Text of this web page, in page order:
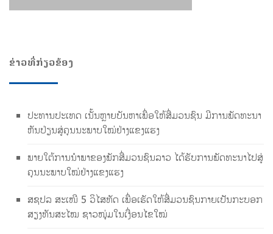
ຂ່າວທີ່ກ່ຽວຂ້ອງ
ປະທານປະເທດ ເນັ້ນຫຼາຍບັນຫາເພື່ອໃຫ້ສື່ມວນຊົນ ມີການພັດທະນາ
ຫັນປ່ຽນສູ່ຄຸນນະພາບໃໝ່ຢ່າງແຂງແຮງ
ພາຍໃຕ້ການນໍາພາຂອງພັກສື່ມວນຊົນລາວ ໄດ້ຮັບການພັດທະນາໄປສູ່
ຄຸນນະພາບໃໝ່ຢ່າງແຂງແຮງ
ສຊປລ ສະເໜີ 5 ວິໄສທັດ ເພື່ອເຮັດໃຫ້ສື່ມວນຊົນກາຍເປັນກະບອກ
ສຽງທັນສະໄໝ ຊາວໜຸ່ມໃນເງື່ອນໄຂໃໝ່